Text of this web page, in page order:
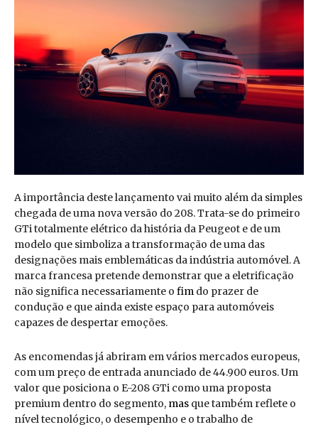
A importância deste lançamento vai muito além da simples
chegada de uma nova versão do 208. Trata-se do primeiro
GTi totalmente elétrico da história da Peugeot e de um
modelo que simboliza a transformação de uma das
designações mais emblemáticas da indústria automóvel. A
marca francesa pretende demonstrar que a eletrificação
não significa necessariamente o fim do prazer de
condução e que ainda existe espaço para automóveis
capazes de despertar emoções.
As encomendas já abriram em vários mercados europeus,
com um preço de entrada anunciado de 44.900 euros. Um
valor que posiciona o E-208 GTi como uma proposta
premium dentro do segmento, mas que também reflete o
nível tecnológico, o desempenho e o trabalho de